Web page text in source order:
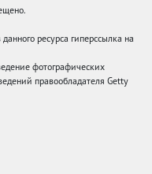
ресурса гиперссылка на
фотографических
правообладателя Getty